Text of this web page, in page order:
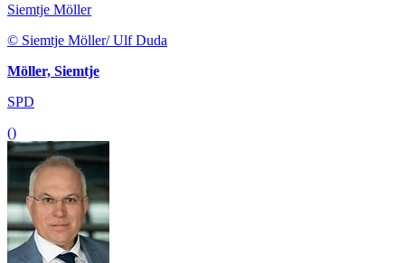
Siemtje Möller
© Siemtje Möller/ Ulf Duda
Möller, Siemtje
SPD
()